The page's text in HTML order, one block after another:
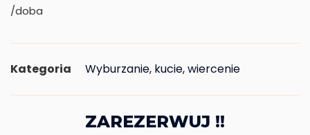
/doba
Kategoria Wyburzanie, kucie, wiercenie
ZAREZERWUJ !!